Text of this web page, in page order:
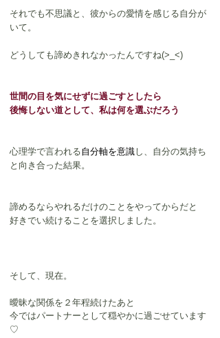
それでも​不思議と、彼からの愛情を感じる自分が
いて。
どうしても諦めきれなかったんですね(>_<)
世間の目を気にせずに過ごすとしたら
後悔しない道として、私は何を選ぶだろう
心理学で言われる自分軸を意識し、自分の気持ち
と向き合った結果。
諦めるならやれるだけのことをやってからだと
好きでい続けることを選択しました。
そして、現在。
曖昧な関係を２年程続けたあと
今ではパートナーとして穏やかに過ごせています
♡